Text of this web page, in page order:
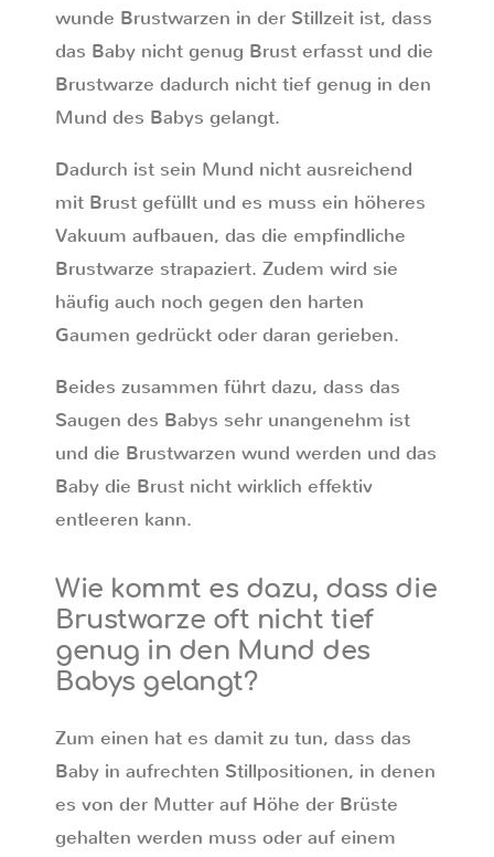
wunde Brustwarzen in der Stillzeit ist, dass
das Baby nicht genug Brust erfasst und die
Brustwarze dadurch nicht tief genug in den
Mund des Babys gelangt.
Dadurch ist sein Mund nicht ausreichend
mit Brust gefüllt und es muss ein höheres
Vakuum aufbauen, das die empfindliche
Brustwarze strapaziert. Zudem wird sie
häufig auch noch gegen den harten
Gaumen gedrückt oder daran gerieben.
Beides zusammen führt dazu, dass das
Saugen des Babys sehr unangenehm ist
und die Brustwarzen wund werden und das
Baby die Brust nicht wirklich effektiv
entleeren kann.
Wie kommt es dazu, dass die
Brustwarze oft nicht tief
genug in den Mund des
Babys gelangt?
Zum einen hat es damit zu tun, dass das
Baby in aufrechten Stillpositionen, in denen
es von der Mutter auf Höhe der Brüste
gehalten werden muss oder auf einem